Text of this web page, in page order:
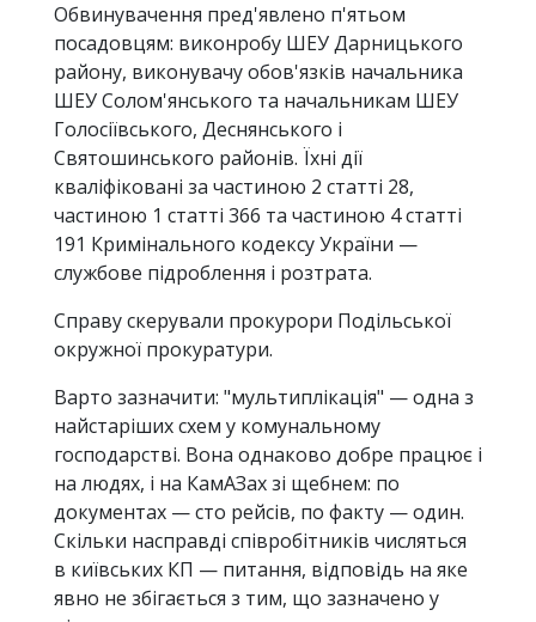
Обвинувачення пред'явлено п'ятьом
посадовцям: виконробу ШЕУ Дарницького
району, виконувачу обов'язків начальника
ШЕУ Солом'янського та начальникам ШЕУ
Голосіївського, Деснянського і
Святошинського районів. Їхні дії
кваліфіковані за частиною 2 статті 28,
частиною 1 статті 366 та частиною 4 статті
191 Кримінального кодексу України —
службове підроблення і розтрата.
Справу скерували прокурори Подільської
окружної прокуратури.
Варто зазначити: "мультиплікація" — одна з
найстаріших схем у комунальному
господарстві. Вона однаково добре працює і
на людях, і на КамАЗах зі щебнем: по
документах — сто рейсів, по факту — один.
Скільки насправді співробітників числяться
в київських КП — питання, відповідь на яке
явно не збігається з тим, що зазначено у